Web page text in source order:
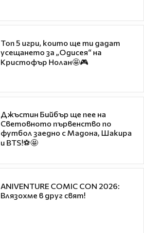
Топ 5 игри, които ще ти дадат
усещането за „Одисея“ на
Кристофър Нолан🤩🎮
Джъстин Бийбър ще пее на
Световното първенство по
футбол заедно с Мадона, Шакира
и BTS!⚽🤩
ANIVENTURE COMIC CON 2026:
Влязохме в друг свят!